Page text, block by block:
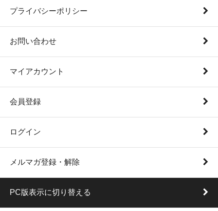
プライバシーポリシー
お問い合わせ
マイアカウント
会員登録
ログイン
メルマガ登録・解除
PC版表示に切り替える